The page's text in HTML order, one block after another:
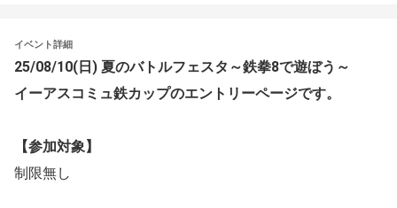
イベント詳細
25/08/10(日) 夏のバトルフェスタ～鉄拳8で遊ぼう～
イーアスコミュ鉄カップのエントリーページです。
【参加対象】
制限無し